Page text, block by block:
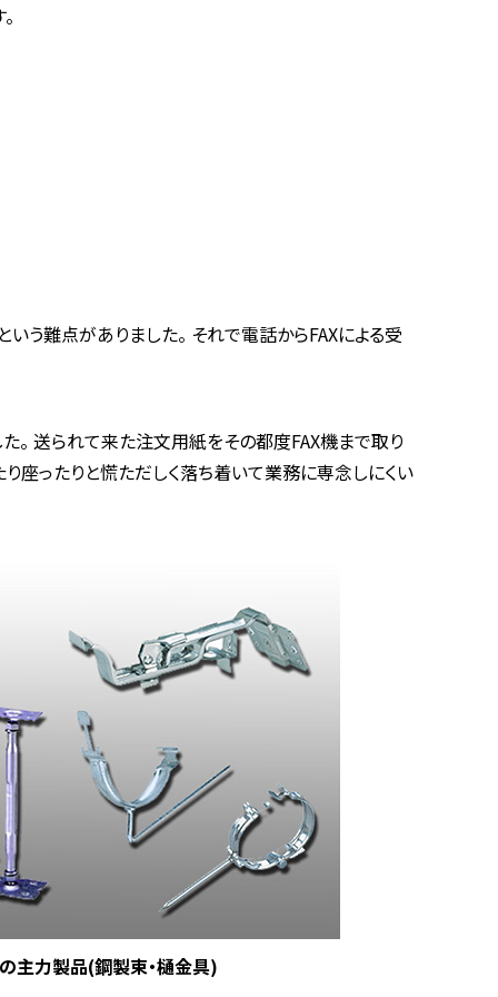
う難点がありました。 それで電話からFAXによる受
。 送られて来た注文用紙をその都度FAX機まで取り
座ったりと慌ただしく落ち着いて業務に専念しにくい
主力製品(鋼製束・樋金具)